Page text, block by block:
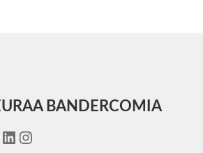
BANDERCOMIA
LinkedIn
Instagram